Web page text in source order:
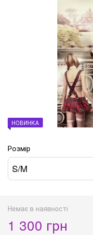
НОВИНКА
Розмір
S/M
Немає в наявності
1 300 грн